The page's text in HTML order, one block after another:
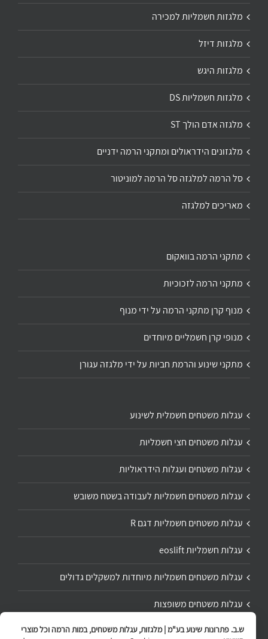
מלגזות חשמליות למכירה
מלגזות דיזל
מלגזות היגש
מלגזות חשמליות DS
מלגזה אדם הולך ST
מלגזונים הידראולים ומתקני הרמה ידניים
סל הרמה למלגזה סל הרמה למוניטור
מאריכים למלגזה
מתקני הרמה בוואקום
מתקני הרמה לזכוכיות
מנוף קרן מתקני הרמה על ידי מנוף
מנופי קרן חשמליים מיוחדים
מתקני שינוע והרמת חביות על ידי מלגזה עגורן
עגלות משטחים חשמלית לשינוע
עגלות משטחים חצי חשמליות
עגלות משטחים ועגלות הידראוליות
עגלות משטחים חשמליות לעבודה בשטח משובש
עגלות משטחים חשמליות דגם R
עגלות חשמליות eoslift
עגלות משטחים חשמליות מיוחדות למשקלים גדולים
עגלות משטחים משופצות
תיקון ושיפוץ עגלת משטחים
ש.ב. פתרונות שינוע בע"מ | מלגזות, עגלות משטחים, במות הרמה וכל מוצרי